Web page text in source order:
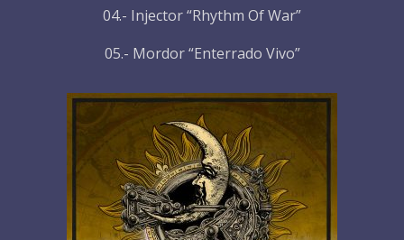
04.- Injector “Rhythm Of War”
05.- Mordor “Enterrado Vivo”